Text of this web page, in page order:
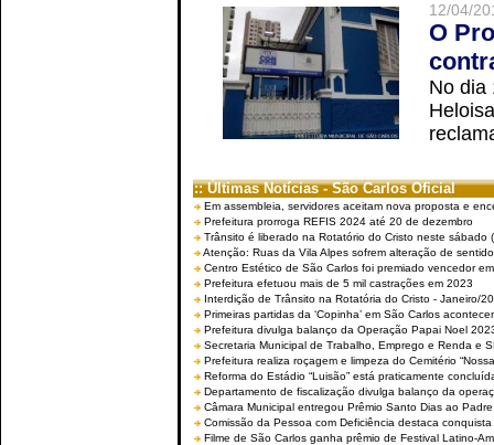
12/04/
O
No dia
:: Últimas Notícias - São Carlos Oficial
Em assembleia, servidores aceitam nova proposta e
Prefeitura prorroga REFIS 2024 até 20 de dezembro
Trânsito é liberado na Rotatório do Cristo neste sábado
Atenção: Ruas da Vila Alpes sofrem alteração de
Centro Estético de São Carlos foi premiado vencedor
Prefeitura efetuou mais de 5 mil castrações em 2023
Interdição de Trânsito na Rotatória do Cristo - Janeiro/
Primeiras partidas da ‘Copinha’ em São Carlos
Prefeitura divulga balanço da Operação Papai Noel
Secretaria Municipal de Trabalho, Emprego e Renda e
Prefeitura realiza roçagem e limpeza do Cemitério
Reforma do Estádio “Luisão” está praticamente
Departamento de fiscalização divulga balanço da
Câmara Municipal entregou Prêmio Santo Dias ao
Comissão da Pessoa com Deficiência destaca
Filme de São Carlos ganha prêmio de Festival Latino-